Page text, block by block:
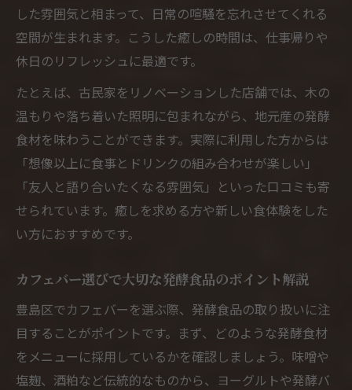
発酵食品が豊富なカフェバーの選び方を解
説
カフェバーで発酵食品と出会う新しい視点
古民家リノベ空間で発酵を味わうひととき
カフェバーで発酵食品を古民家空間で味わ
う魅力
発酵食品と古民家カフェバーの心地よい関
係性
カフェバーの古民家リノベで感じる発酵の
世界
出
カフェバーで過ごす発酵食品と古民家の調
和
文化と健康が交差するカフェバーの魅力
した雰囲気と相まって、日常の喧騒を忘れさせてくれる
空間が生まれます。こうした癒しの時間は、仕事帰りや
休日のリフレッシュに最適です。
たとえば、古民家をリノベーションした店舗では、木の
温もりや落ち着いた照明に包まれながら、地元産の発酵
食材を味わうことができます。実際に利用した方からは
「想像以上に食事とドリンクの組み合わせが楽しい」
「友人と語り合いたくなる雰囲気」といった口コミも寄
せられています。癒しを求める方や新しい食体験をした
い方におすすめです。
カフェバー選びで大切な発酵食品のポイント解説
豊島区でカフェバーを選ぶ際、発酵食品の取り扱いに注
目することがポイントです。まず、どのような発酵食材
をメニューに採用しているかを確認しましょう。味噌や
塩麹、酒粕など伝統的なものから、ヨーグルトや発酵バ